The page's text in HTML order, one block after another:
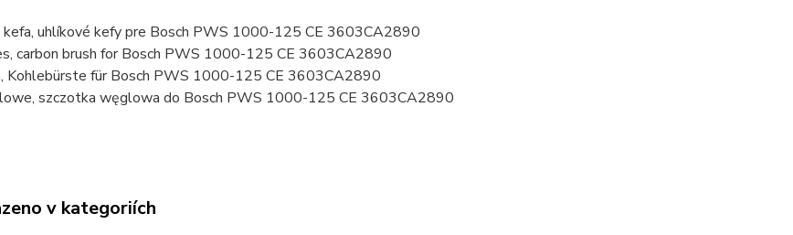
kefa, uhlíkové kefy pre Bosch PWS 1000-125 CE 3603CA2890
carbon brush for Bosch PWS 1000-125 CE 3603CA2890
Kohlebürste für Bosch PWS 1000-125 CE 3603CA2890
szczotka węglowa do Bosch PWS 1000-125 CE 3603CA2890
v kategoriích